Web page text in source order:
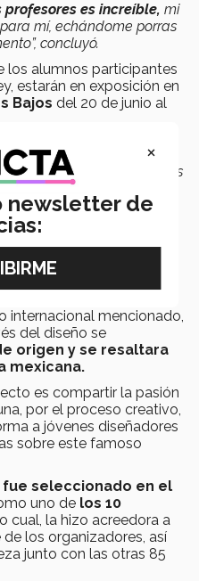
profesores es increíble, mi
mí, echándome porras
concluyó.
los alumnos participantes
estarán en exposición en
Bajos del 20 de junio al
para precisar varios
alcance y naturaleza de
suficientemente claros o
También se añade
por la estudiante de
formó parte del
que posteriormente se
internacional mencionado,
del diseño se
origen y se resaltara
mexicana.
es compartir la pasión
por el proceso creativo,
a jóvenes diseñadores
sobre este famoso
fue seleccionado en el
uno de los 10
cual, la hizo acreedora a
los organizadores, así
junto con las otras 85
×
newsletter de